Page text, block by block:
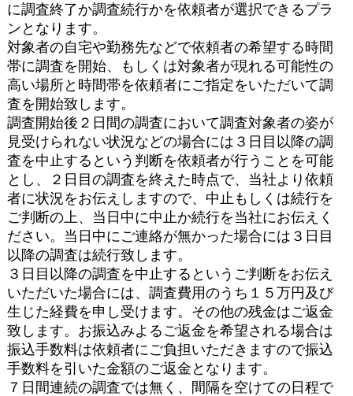
に調査終了か調査続行かを依頼者が選択できるプラ
ンとなります。
対象者の自宅や勤務先などで依頼者の希望する時間
帯に調査を開始、もしくは対象者が現れる可能性の
高い場所と時間帯を依頼者にご指定をいただいて調
査を開始致します。
調査開始後２日間の調査において調査対象者の姿が
見受けられない状況などの場合には３日目以降の調
査を中止するという判断を依頼者が行うことを可能
とし、２日目の調査を終えた時点で、当社より依頼
者に状況をお伝えしますので、中止もしくは続行を
ご判断の上、当日中に中止か続行を当社にお伝えく
ださい。当日中にご連絡が無かった場合には３日目
以降の調査は続行致します。
３日目以降の調査を中止するというご判断をお伝え
いただいた場合には、調査費用のうち１５万円及び
生じた経費を申し受けます。その他の残金はご返金
致します。お振込みよるご返金を希望される場合は
振込手数料は依頼者にご負担いただきますので振込
手数料を引いた金額のご返金となります。
７日間連続の調査では無く、間隔を空けての日程で